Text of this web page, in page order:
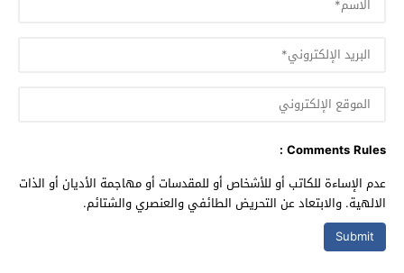
Comments Rules :
عدم الإساءة للكاتب أو للأشخاص أو للمقدسات أو مهاجمة الأديان أو الذات
الالهية. والابتعاد عن التحريض الطائفي والعنصري والشتائم.